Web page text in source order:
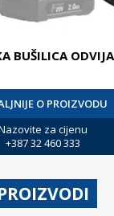
BUŠILICA
O PROIZVODU
za cijenu
+387 32 460 333